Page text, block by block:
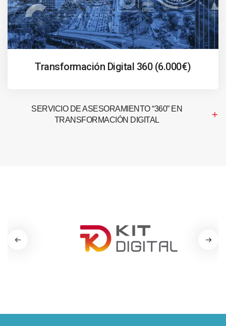
Transformación Digital 360 (6.000€)
SERVICIO DE ASESORAMIENTO “360” EN
TRANSFORMACIÓN DIGITAL